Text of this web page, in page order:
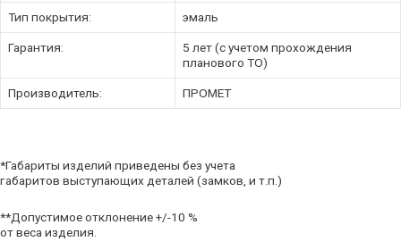
Тип покрытия: эмаль
Гарантия:
5 лет (с учетом прохождения
планового ТО)
Производитель: ПРОМЕТ
*Габариты изделий приведены без учета
габаритов выступающих деталей (замков, и т.п.)
**Допустимое отклонение +/-10 %
от веса изделия.